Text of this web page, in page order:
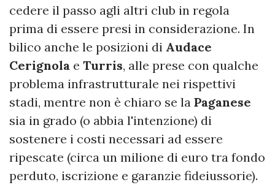
cedere il passo agli altri club in regola
prima di essere presi in considerazione. In
bilico anche le posizioni di Audace
Cerignola e Turris, alle prese con qualche
problema infrastrutturale nei rispettivi
stadi, mentre non è chiaro se la Paganese
sia in grado (o abbia l'intenzione) di
sostenere i costi necessari ad essere
ripescate (circa un milione di euro tra fondo
perduto, iscrizione e garanzie fideiussorie).